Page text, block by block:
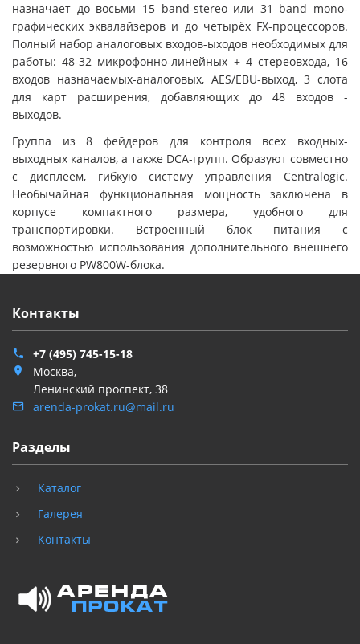
назначает до восьми 15 band-stereo или 31 band mono-
графических эквалайзеров и до четырёх FX-процессоров.
Полный набор аналоговых входов-ыходов необходимых для
работы: 48-32 микрофонно-линейных + 4 стереовхода, 16
входов назначаемых-аналоговых, AES/EBU-выход, 3 слота
для карт расширения, добавляющих до 48 входов -
выходов.
Группа из 8 фейдеров для контроля всех входных-
выходных каналов, а также DCA-групп. Образуют совместно
с дисплеем, гибкую систему управления Centralogic.
Необычайная функциональная мощность заключена в
корпусе компактного размера, удобного для
транспортировки. Встроенный блок питания с
возможностью использования дополнительного внешнего
резервного PW800W-блока.
Контакты
+7 (495) 745-15-18
Москва,
Ленинский проспект, 38
arenda-prokat.ru@mail.ru
Разделы
Каталог
Галерея
Контакты